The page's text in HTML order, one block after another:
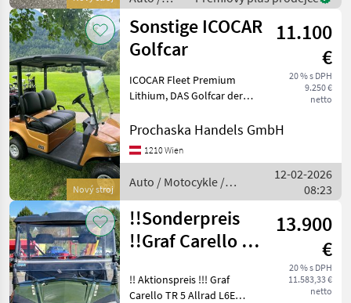
KM/H Bis zu 1
Motocykle
/ Carello
Nový stroj
Sonstige ICOCAR
Golfcar
11.100
€
20 % s DPH
9.250 €
netto
ICOCAR Fleet Premium
Lithium, DAS Golfcar der
Technik. Modernste Technik
Ausstattung. 5.0 kW (6, 8 PS)
Prochaska Handels GmbH
1210 Wien
Auto / Motocykle /
Sonstige
12-02-2026
08:23
!!Sonderpreis
!!Graf Carello TR
13.900
€
20 % s DPH
11.583,33 €
netto
!! Aktionspreis !!! Graf
Carello TR 5 Allrad L6E